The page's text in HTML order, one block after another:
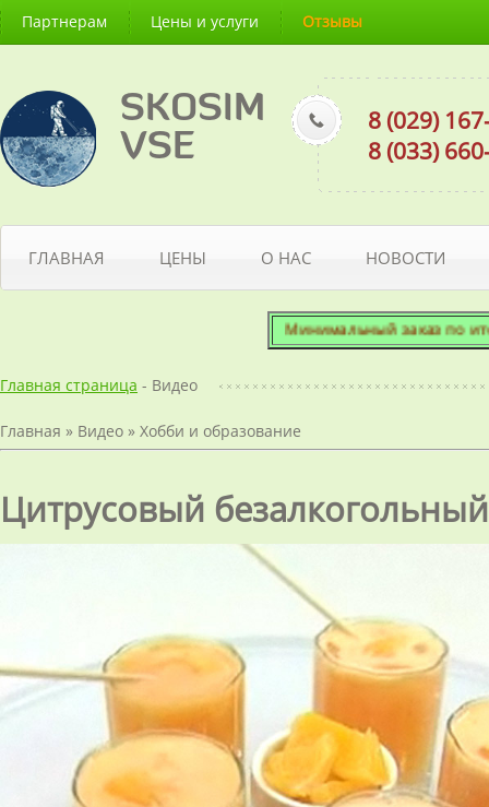
Партнерам Цены и услуги Отзывы
SKOSIM
VSE
8 (029)
8 (033)
ГЛАВНАЯ ЦЕНЫ О НАС НОВОСТИ
Минимальный заказ по
Главная страница - Видео
Главная » Видео » Хобби и образование
Цитрусовый